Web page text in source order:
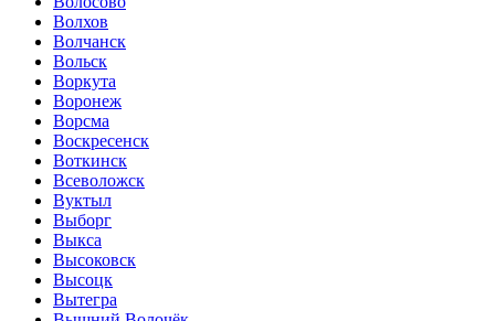
Волхов
Волчанск
Вольск
Воркута
Воронеж
Ворсма
Воскресенск
Воткинск
Всеволожск
Вуктыл
Выборг
Выкса
Высоковск
Высоцк
Вытегра